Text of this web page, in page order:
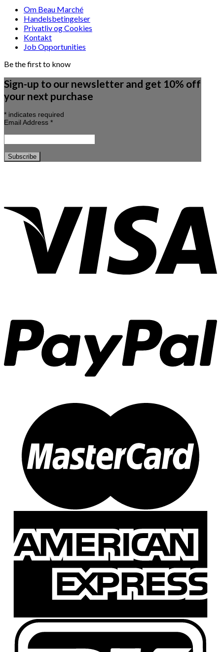
Om Beau Marché
Handelsbetingelser
Privatliv og Cookies
Kontakt
Job Opportunities
Be the first to know
Sign-up to our newsletter and get 10% off
your next purchase
* indicates required
Email Address *